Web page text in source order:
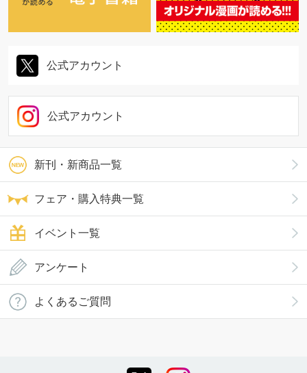
新刊・新商品一覧
フェア・購入特典一覧
イベント一覧
公式アカウント
公式アカウント
アンケート
よくあるご質問